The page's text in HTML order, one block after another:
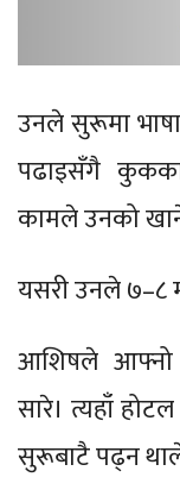
उनले सुरूमा भाषा
पढाइसँगै
कामले उनको
यसरी उनले ७–८
आशिषले आफ्नो
सारे। त्यहाँ
सुरूबाटै पढ्न